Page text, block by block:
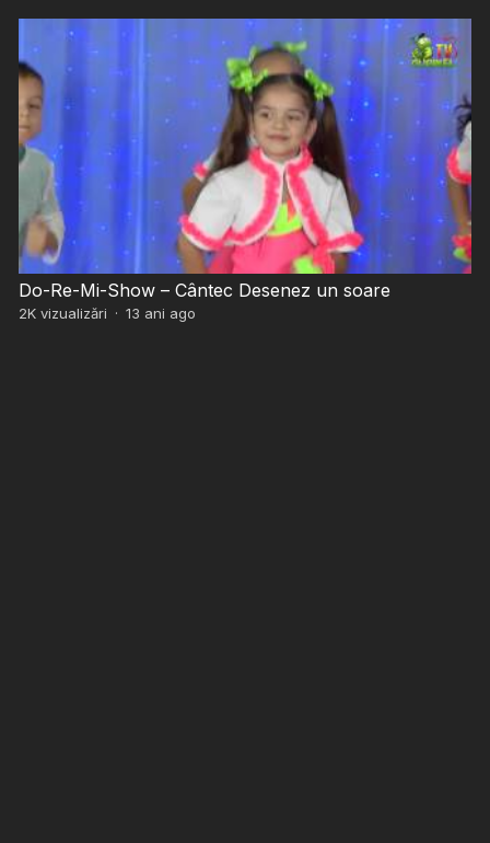
Do-Re-Mi-Show – Cântec Desenez un soare
2Kvizualizări · 13 ani ago